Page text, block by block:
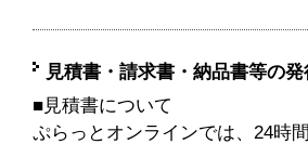
見積書・請求書・納品書等の
■見積書について
ぷらっとオンラインでは、24時